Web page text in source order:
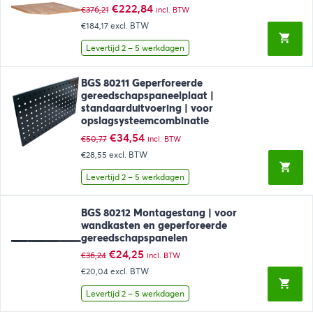
€376,21 Oorspronkelijke
prijs
was:
€376,21.
€222,84Huidige
€222,84.
incl. BTW
€184,17 excl. BTW
Levertijd 2 – 5 werkdagen
BGS 80211 Geperforeerde
gereedschapspaneelplaat |
standaarduitvoering | voor
opslagsysteemcombinatie
€50,77 Oorspronkelijke
prijs
was:
€50,77.
€34,54Huidige
prijs
is:
€34,54.
incl. BTW
€28,55 excl. BTW
Levertijd 2 – 5 werkdagen
BGS 80212 Montagestang | voor
wandkasten en geperforeerde
gereedschapspanelen
€36,24 Oorspronkelijke
prijs
was:
€36,24.
€24,25Huidige
prijs
is:
€24,25.
incl. BTW
€20,04 excl. BTW
Levertijd 2 – 5 werkdagen